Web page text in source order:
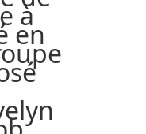
à
en